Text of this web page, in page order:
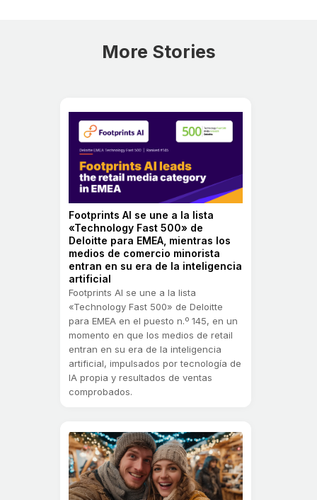
More Stories
Footprints AI se une a la lista
«Technology Fast 500» de
Deloitte para EMEA, mientras los
medios de comercio minorista
entran en su era de la inteligencia
artificial
Footprints AI se une a la lista
«Technology Fast 500» de Deloitte
para EMEA en el puesto n.º 145, en un
momento en que los medios de retail
entran en su era de la inteligencia
artificial, impulsados por tecnología de
IA propia y resultados de ventas
comprobados.